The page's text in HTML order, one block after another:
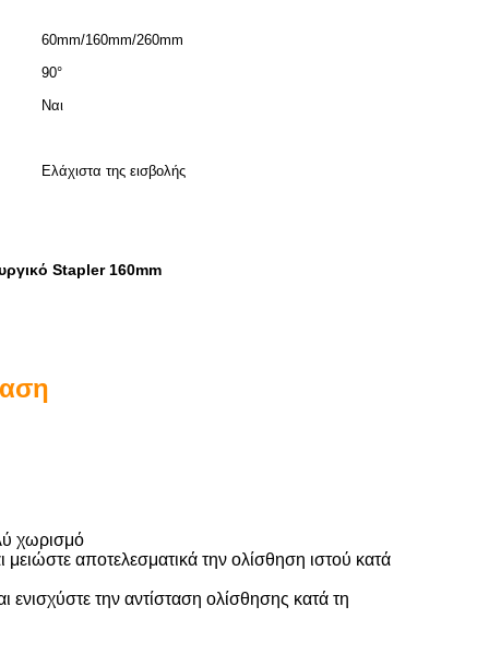
60mm/160mm/260mm
90°
Ναι
Ελάχιστα της εισβολής
Stapler 160mm
χωρισμό
αποτελεσματικά την ολίσθηση ιστού κατά
ενισχύστε την αντίσταση ολίσθησης κατά τη